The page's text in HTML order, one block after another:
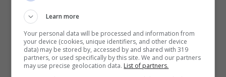
Learn more
Your personal data will be processed and information from
your device (cookies, unique identifiers, and other device
data) may be stored by, accessed by and shared with 319
partners, or used specifically by this site. We and our partners
may use precise geolocation data. List of partners.